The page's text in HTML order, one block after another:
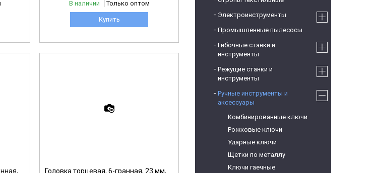
В наличии Только оптом
Купить
Головка торцевая, 6-гранная, 23 мм,
Электроинструменты
Промышленные пылесосы
Гибочные станки и
инструменты
Режущие станки и
инструменты
Ручные инструменты и
аксессуары
Комбинированные ключи
Рожковые ключи
Ударные ключи
Щетки по металлу
Ключи гаечные